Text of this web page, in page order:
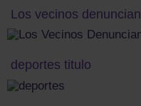
Los vecinos denuncian
deportes titulo